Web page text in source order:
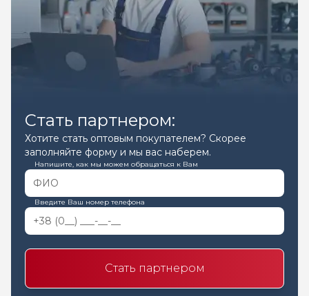
Стать партнером:
Хотите стать оптовым покупателем? Скорее
заполняйте форму и мы вас наберем.
Напишите, как мы можем обращаться к Вам
Введите Ваш номер телефона
Стать партнером